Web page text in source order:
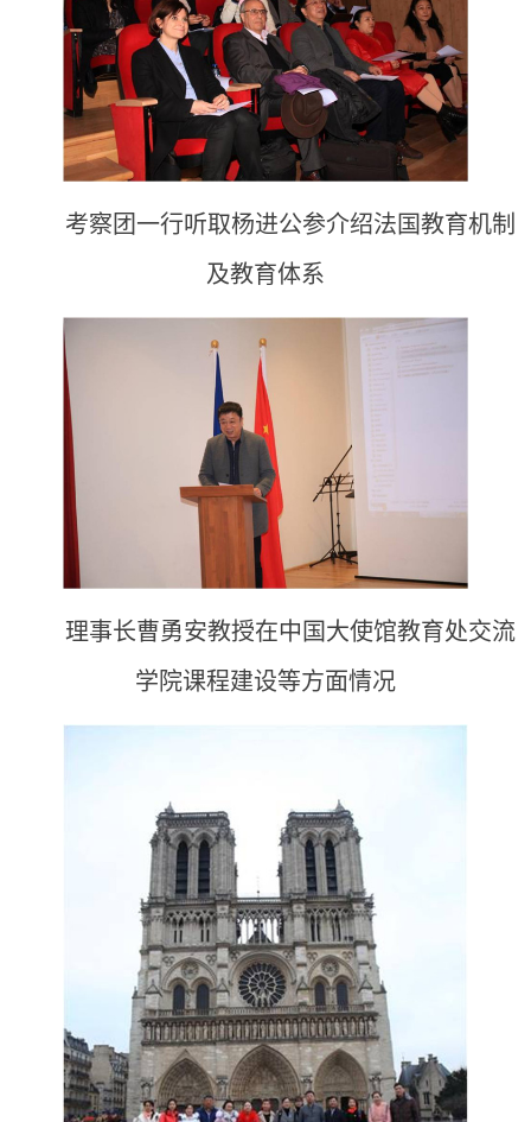
考察团一行听取杨进公参介绍法国教育机制
及教育体系
理事长曹勇安教授在中国大使馆教育处交流
学院课程建设等方面情况